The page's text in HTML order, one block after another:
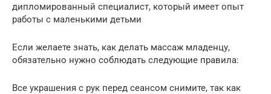
дипломированный специалист, который имеет опыт
работы с маленькими детьми
Если желаете знать, как делать массаж младенцу,
обязательно нужно соблюдать следующие правила:
Все украшения с рук перед сеансом снимите, так как